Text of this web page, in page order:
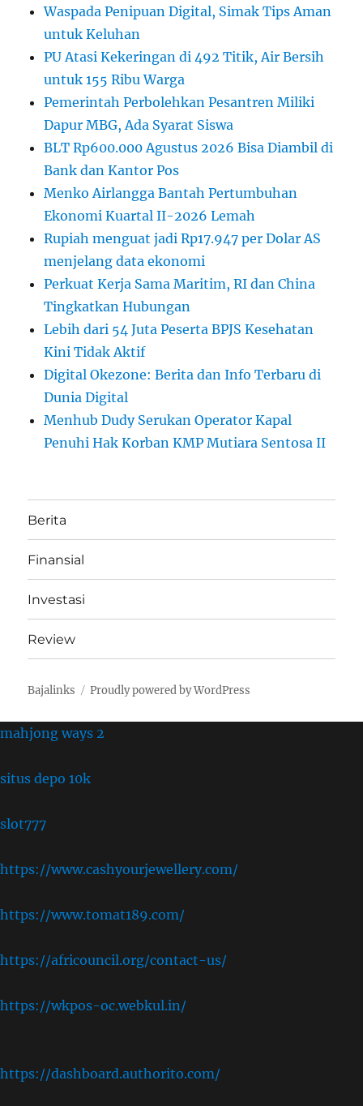
Waspada Penipuan Digital, Simak Tips Aman
untuk Keluhan
PU Atasi Kekeringan di 492 Titik, Air Bersih
untuk 155 Ribu Warga
Pemerintah Perbolehkan Pesantren Miliki
Dapur MBG, Ada Syarat Siswa
BLT Rp600.000 Agustus 2026 Bisa Diambil di
Bank dan Kantor Pos
Menko Airlangga Bantah Pertumbuhan
Ekonomi Kuartal II-2026 Lemah
Rupiah menguat jadi Rp17.947 per Dolar AS
menjelang data ekonomi
Perkuat Kerja Sama Maritim, RI dan China
Tingkatkan Hubungan
Lebih dari 54 Juta Peserta BPJS Kesehatan
Kini Tidak Aktif
Digital Okezone: Berita dan Info Terbaru di
Dunia Digital
Menhub Dudy Serukan Operator Kapal
Penuhi Hak Korban KMP Mutiara Sentosa II
Berita
Finansial
Investasi
Review
Bajalinks Proudly powered by WordPress
mahjong ways 2
situs depo 10k
slot777
https://www.cashyourjewellery.com/
https://www.tomat189.com/
https://africouncil.org/contact-us/
https://wkpos-oc.webkul.in/
https://dashboard.authorito.com/